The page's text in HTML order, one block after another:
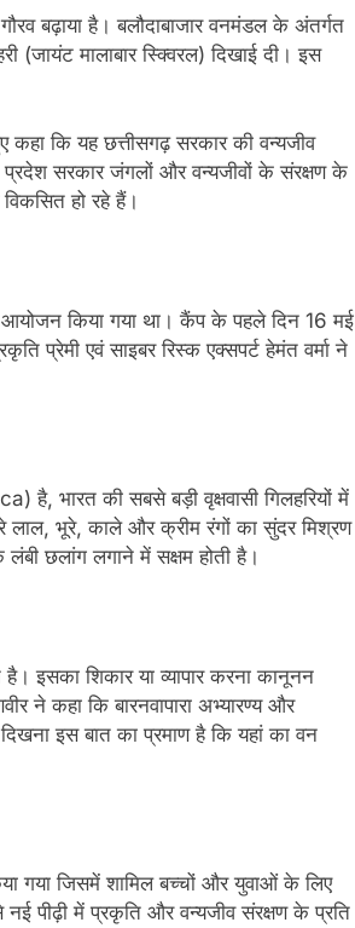
बढ़ाया है। बलौदाबाजार वनमंडल के अंतर्गत
मालाबार स्क्विरल) दिखाई दी। इस
कि यह छत्तीसगढ़ सरकार की वन्यजीव
प्रदेश सरकार जंगलों और वन्यजीवों के संरक्षण के
हो रहे हैं।
किया गया था। कैंप के पहले दिन 16 मई
प्रेमी एवं साइबर रिस्क एक्सपर्ट हेमंत वर्मा ने
भारत की सबसे बड़ी वृक्षवासी गिलहरियों में
भूरे, काले और क्रीम रंगों का सुंदर मिश्रण
छलांग लगाने में सक्षम होती है।
शिकार या व्यापार करना कानूनन
ने कहा कि बारनवापारा अभ्यारण्य और
इस बात का प्रमाण है कि यहां का वन
गया जिसमें शामिल बच्चों और युवाओं के लिए
पीढ़ी में प्रकृति और वन्यजीव संरक्षण के प्रति